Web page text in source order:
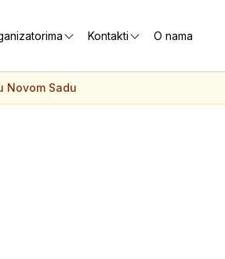
Kontakti O nama
Novom Sadu